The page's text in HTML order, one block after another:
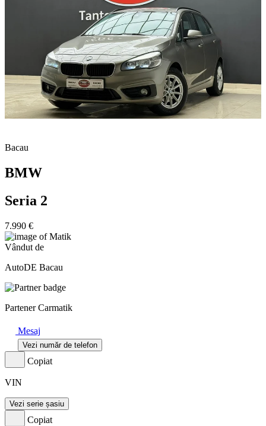
Bacau
BMW
Seria 2
7.990 €
Vândut de
AutoDE Bacau
Partener Carmatik
Mesaj
Vezi număr de telefon
Copiat
VIN
Vezi serie șasiu
Copiat